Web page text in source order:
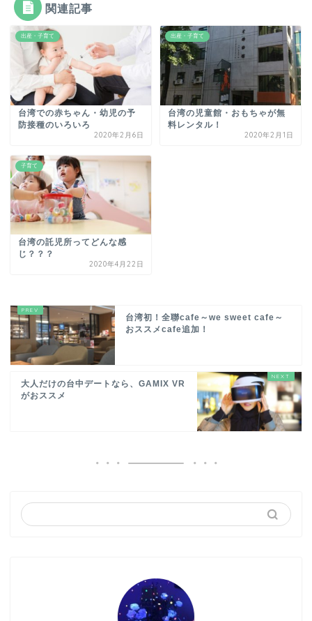
関連記事
出産・子育て
台湾での赤ちゃん・幼児の予
防接種のいろいろ
2020年2月6日
出産・子育て
台湾の児童館・おもちゃが無
料レンタル！
2020年2月1日
子育て
台湾の託児所ってどんな感
じ？？？
2020年4月22日
台湾初！全聯cafe～we sweet cafe～
おススメcafe追加！
大人だけの台中デートなら、GAMIX VR
がおススメ